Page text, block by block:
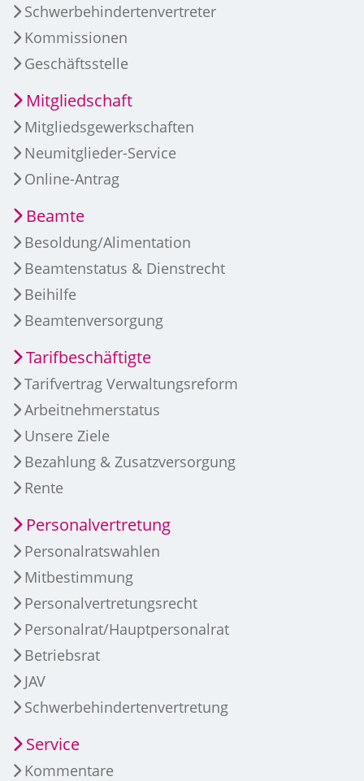
Schwerbehindertenvertreter
Kommissionen
Geschäftsstelle
Mitgliedschaft
Mitgliedsgewerkschaften
Neumitglieder-Service
Online-Antrag
Beamte
Besoldung/Alimentation
Beamtenstatus & Dienstrecht
Beihilfe
Beamtenversorgung
Tarifbeschäftigte
Tarifvertrag Verwaltungsreform
Arbeitnehmerstatus
Unsere Ziele
Bezahlung & Zusatzversorgung
Rente
Personalvertretung
Personalratswahlen
Mitbestimmung
Personalvertretungsrecht
Personalrat/Hauptpersonalrat
Betriebsrat
JAV
Schwerbehindertenvertretung
Service
Kommentare